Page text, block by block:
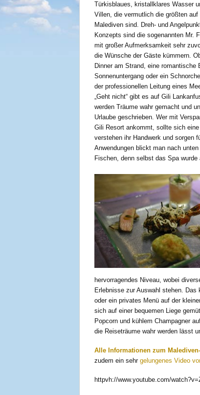
Türkisblaues, kristallklares Wasser
Villen, die vermutlich die größten auf
Malediven sind. Dreh- und
Konzepts sind die sogenannten Mr.
mit großer Aufmerksamkeit sehr
die Wünsche der Gäste kümmern.
Dinner am Strand, eine romantische
Sonnenuntergang oder ein
der professionellen Leitung eines
„Geht nicht“ gibt es auf Gili
werden Träume wahr gemacht und
Urlaube geschrieben. Wer mit
Gili Resort ankommt, sollte sich
verstehen ihr Handwerk und sorgen
Anwendungen blickt man nach
Fischen, denn selbst das Spa
hervorragendes Niveau, wobei
Erlebnisse zur Auswahl stehen.
oder ein privates Menü auf der
sich auf einer bequemen Liege
Popcorn und kühlem Champagner
die Reiseträume wahr werden lässt
Alle Informationen zum
zudem ein sehr gelungenes Video
httpvh://www.youtube.com/